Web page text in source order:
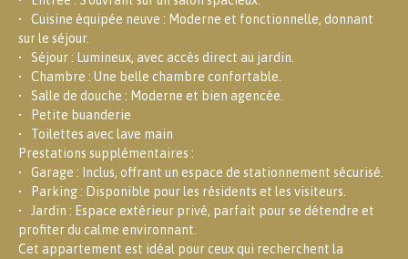
Cuisine équipée neuve : Moderne et fonctionnelle, donnant
sur le séjour.
Séjour : Lumineux, avec accès direct au jardin.
Chambre : Une belle chambre confortable.
Salle de douche : Moderne et bien agencée.
Petite buanderie
Toilettes avec lave main
Prestations supplémentaires :
Garage : Inclus, offrant un espace de stationnement sécurisé.
Parking : Disponible pour les résidents et les visiteurs.
Jardin : Espace extérieur privé, parfait pour se détendre et
profiter du calme environnant.
Cet appartement est idéal pour ceux qui recherchent la